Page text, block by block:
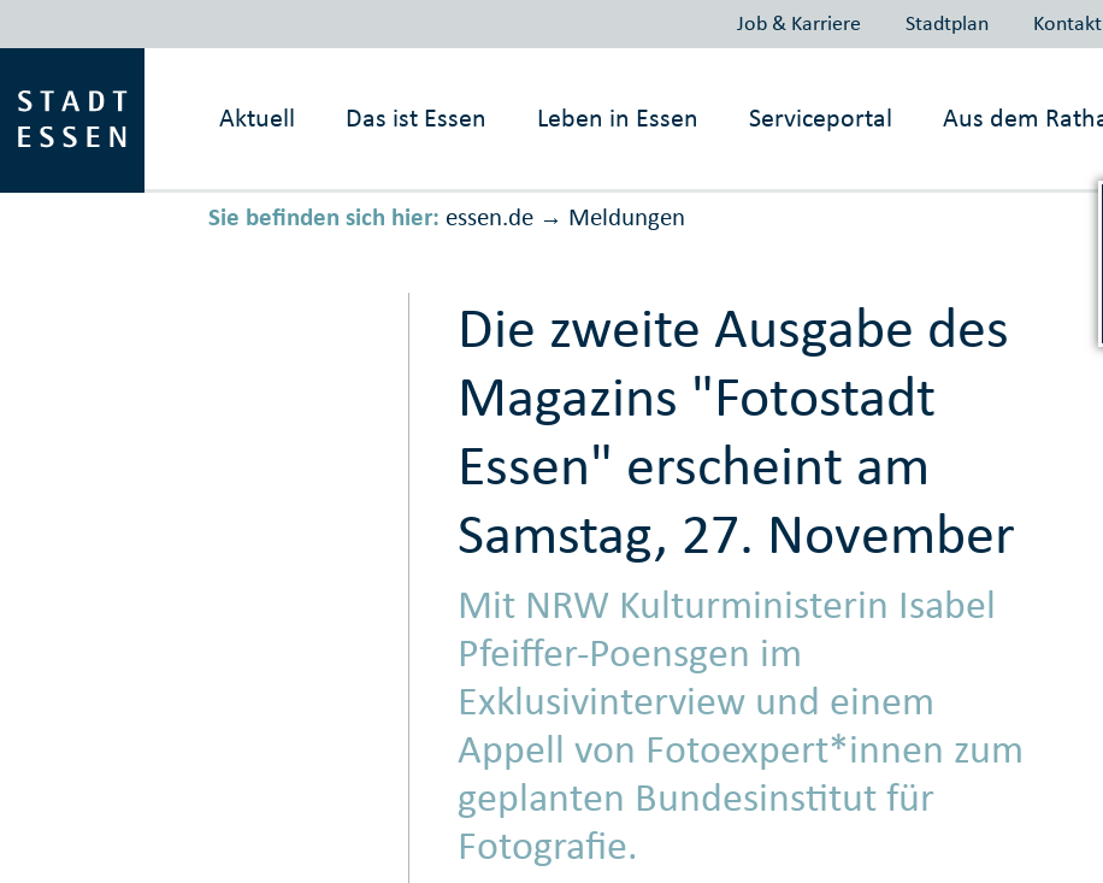
Job & Karriere Stadtplan Kontakt
Aktuell Das ist Essen Leben in Essen Serviceportal Aus dem
Sie befinden sich hier: essen.de → Meldungen
Die zweite Ausgabe des
Magazins "Fotostadt
Essen" erscheint am
Samstag, 27. November
Mit NRW Kulturministerin Isabel
Pfeiffer-Poensgen im
Exklusivinterview und einem
Appell von Fotoexpert*innen zum
geplanten Bundesinstitut für
Fotografie.